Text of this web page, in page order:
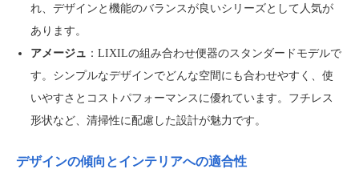
れ、デザインと機能のバランスが良いシリーズとして人気が
あります。
アメージュ ：LIXILの組み合わせ便器のスタンダードモデルで
す。シンプルなデザインでどんな空間にも合わせやすく、使
いやすさとコストパフォーマンスに優れています。フチレス
形状など、清掃性に配慮した設計が魅力です。
デザインの傾向とインテリアへの適合性